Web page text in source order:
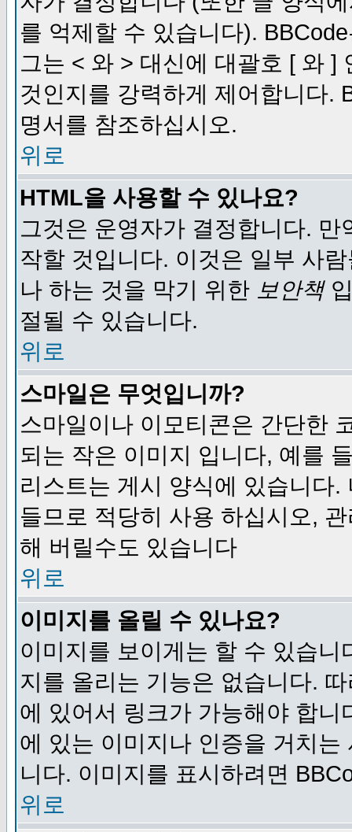
를 억제할 수 있습니다).
그는 < 와 > 대신에 대괄호 [ 와 ]
것인지를 강력하게 제어합니다.
명서를 참조하십시오.
위로
HTML을 사용할 수 있나요?
그것은 운영자가 결정합니다.
작할 것입니다. 이것은 일부 사
나 하는 것을 막기 위한 보안책
절될 수 있습니다.
위로
스마일은 무엇입니까?
스마일이나 이모티콘은 간단한
되는 작은 이미지 입니다, 예를
리스트는 게시 양식에 있습니다
들므로 적당히 사용 하십시오,
해 버릴수도 있습니다
위로
이미지를 올릴 수 있나요?
이미지를 보이게는 할 수 있습
지를 올리는 기능은 없습니다.
에 있어서 링크가 가능해야 합
에 있는 이미지나 인증을 거치
니다. 이미지를 표시하려면
위로